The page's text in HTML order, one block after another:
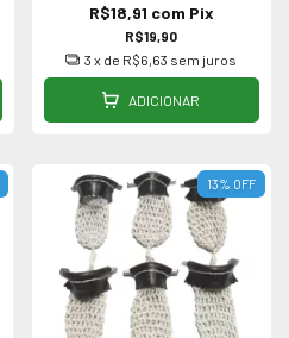
R$19,90
R$18,91 com Pix
3 x de R$6,63 sem juros
ADICIONAR
13% OFF